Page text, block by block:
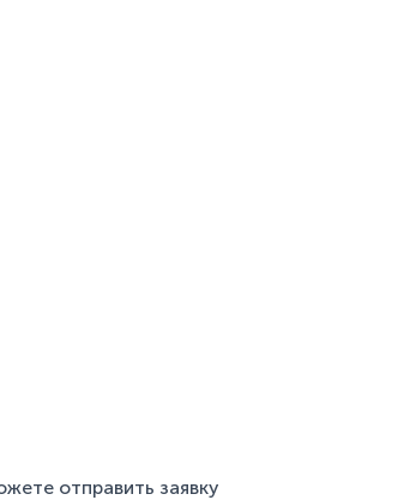
отправить заявку